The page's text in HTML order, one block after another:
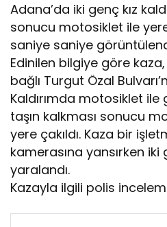
Adana’da iki genç kız
sonucu motosiklet ile yere
saniye saniye
Edinilen bilgiye göre
bağlı Turgut Özal
Kaldırımda motosiklet ile
taşın kalkması sonucu
yere çakıldı. Kaza bir
kamerasına yansırken iki
yaralandı.
Kazayla ilgili polis